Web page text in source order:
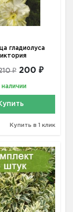
гладиолуса
₽ 200 ₽
наличии
Купить в 1 клик